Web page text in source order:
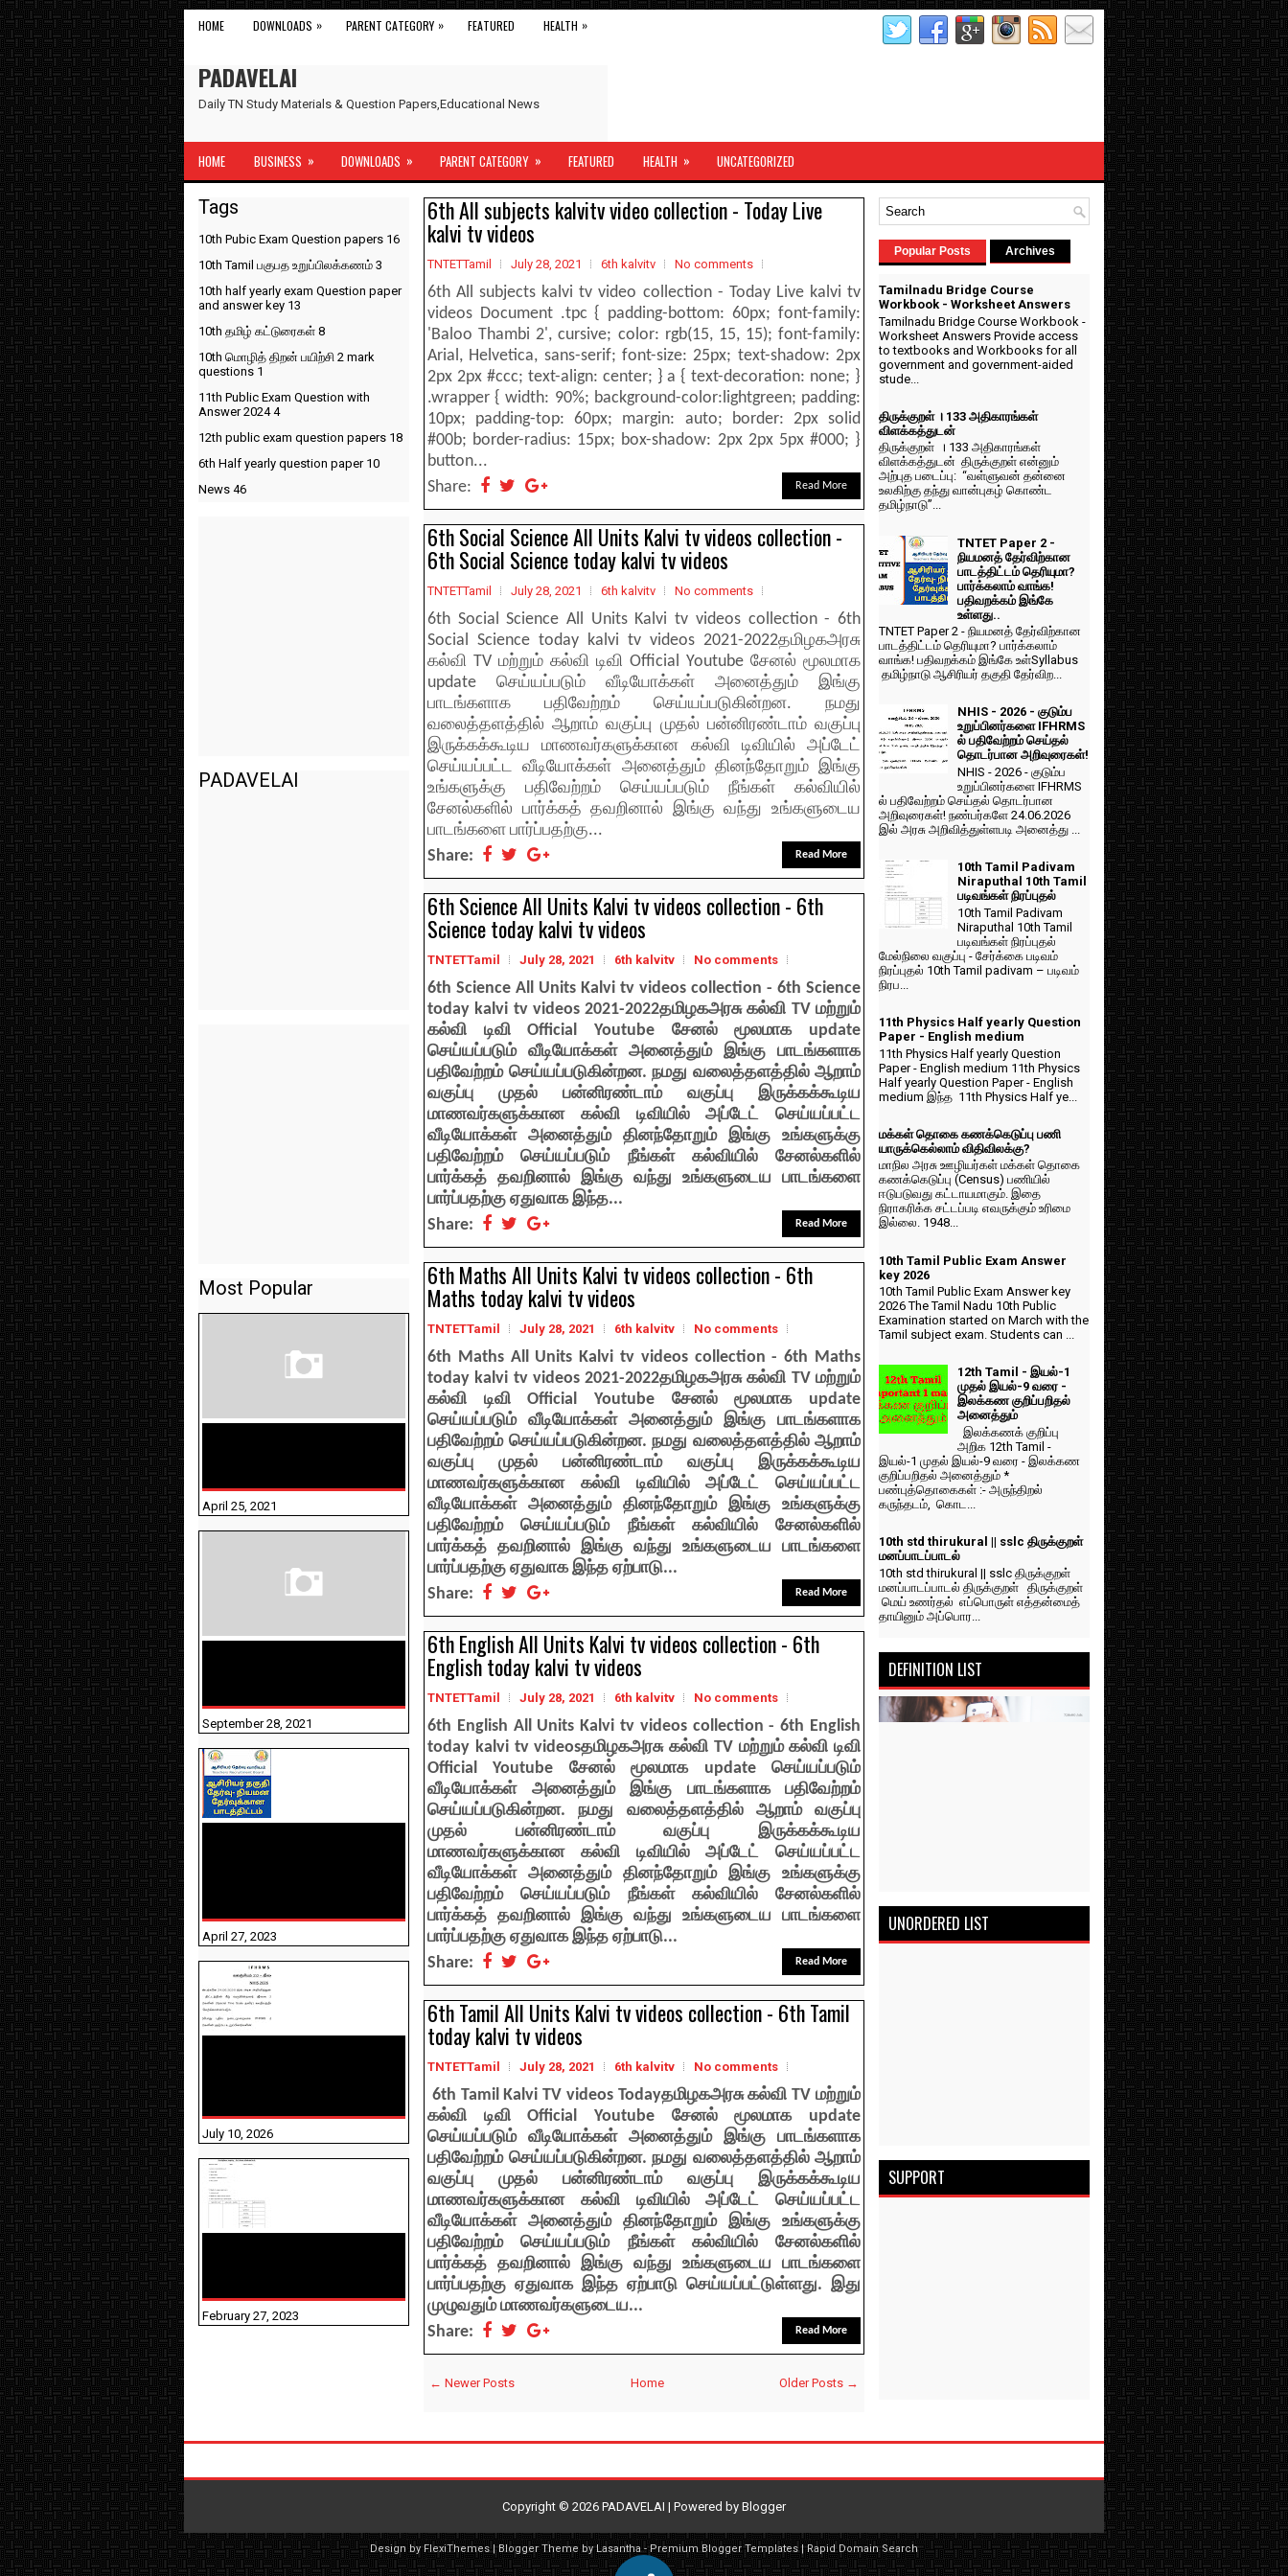
HOME DOWNLOADS » PARENT CATEGORY » FEATURED HEALTH »
PADAVELAI
Daily TN Study Materials & Question Papers,Educational News
HOME BUSINESS » DOWNLOADS » PARENT CATEGORY » FEATURED HEALTH » UNCATEGORIZED
6th All subjects kalvitv video collection - Today Live
kalvi tv videos
TNTETTamil July 28, 2021 6th kalvitv No comments
6th All subjects kalvi tv video collection - Today Live kalvi tv
videos Document .tpc { padding-bottom: 60px; font-family:
'Baloo Thambi 2', cursive; color: rgb(15, 15, 15); font-family:
Arial, Helvetica, sans-serif; font-size: 25px; text-shadow: 2px
2px 2px #ccc; text-align: center; } a { text-decoration: none; }
.wrapper { width: 90%; background-color:lightgreen; padding:
10px; padding-top: 60px; margin: auto; border: 2px solid
#00b; border-radius: 15px; box-shadow: 2px 2px 5px #000; }
button...
Share:
Read More
6th Social Science All Units Kalvi tv videos collection -
6th Social Science today kalvi tv videos
TNTETTamil July 28, 2021 6th kalvitv No comments
6th Social Science All Units Kalvi tv videos collection - 6th
Social Science today kalvi tv videos 2021-2022தமிழகஅரசு
கல்வி TV மற்றும் கல்வி டிவி Official Youtube சேனல் மூலமாக
update செய்யப்படும் வீடியோக்கள் அனைத்தும் இங்கு
பாடங்களாக பதிவேற்றம் செய்யப்படுகின்றன. நமது
வலைத்தளத்தில் ஆறாம் வகுப்பு முதல் பன்னிரண்டாம் வகுப்பு
இருக்கக்கூடிய மாணவர்களுக்கான கல்வி டிவியில் அப்டேட்
செய்யப்பட்ட வீடியோக்கள் அனைத்தும் தினந்தோறும் இங்கு
உங்களுக்கு பதிவேற்றம் செய்யப்படும் நீங்கள் கல்வியில்
சேனல்களில் பார்க்கத் தவறினால் இங்கு வந்து உங்களுடைய
பாடங்களை பார்ப்பதற்கு...
Share:
Read More
6th Science All Units Kalvi tv videos collection - 6th
Science today kalvi tv videos
TNTETTamil July 28, 2021 6th kalvitv No comments
6th Science All Units Kalvi tv videos collection - 6th Science
today kalvi tv videos 2021-2022தமிழகஅரசு கல்வி TV மற்றும்
கல்வி டிவி Official Youtube சேனல் மூலமாக update
செய்யப்படும் வீடியோக்கள் அனைத்தும் இங்கு பாடங்களாக
பதிவேற்றம் செய்யப்படுகின்றன. நமது வலைத்தளத்தில் ஆறாம்
வகுப்பு முதல் பன்னிரண்டாம் வகுப்பு இருக்கக்கூடிய
மாணவர்களுக்கான கல்வி டிவியில் அப்டேட் செய்யப்பட்ட
வீடியோக்கள் அனைத்தும் தினந்தோறும் இங்கு உங்களுக்கு
பதிவேற்றம் செய்யப்படும் நீங்கள் கல்வியில் சேனல்களில்
பார்க்கத் தவறினால் இங்கு வந்து உங்களுடைய பாடங்களை
பார்ப்பதற்கு ஏதுவாக இந்த...
Share:
Read More
6th Maths All Units Kalvi tv videos collection - 6th
Maths today kalvi tv videos
TNTETTamil July 28, 2021 6th kalvitv No comments
6th Maths All Units Kalvi tv videos collection - 6th Maths
today kalvi tv videos 2021-2022தமிழகஅரசு கல்வி TV மற்றும்
கல்வி டிவி Official Youtube சேனல் மூலமாக update
செய்யப்படும் வீடியோக்கள் அனைத்தும் இங்கு பாடங்களாக
பதிவேற்றம் செய்யப்படுகின்றன. நமது வலைத்தளத்தில் ஆறாம்
வகுப்பு முதல் பன்னிரண்டாம் வகுப்பு இருக்கக்கூடிய
மாணவர்களுக்கான கல்வி டிவியில் அப்டேட் செய்யப்பட்ட
வீடியோக்கள் அனைத்தும் தினந்தோறும் இங்கு உங்களுக்கு
பதிவேற்றம் செய்யப்படும் நீங்கள் கல்வியில் சேனல்களில்
பார்க்கத் தவறினால் இங்கு வந்து உங்களுடைய பாடங்களை
பார்ப்பதற்கு ஏதுவாக இந்த ஏற்பாடு...
Share:
Read More
6th English All Units Kalvi tv videos collection - 6th
English today kalvi tv videos
TNTETTamil July 28, 2021 6th kalvitv No comments
6th English All Units Kalvi tv videos collection - 6th English
today kalvi tv videosதமிழகஅரசு கல்வி TV மற்றும் கல்வி டிவி
Official Youtube சேனல் மூலமாக update செய்யப்படும்
வீடியோக்கள் அனைத்தும் இங்கு பாடங்களாக பதிவேற்றம்
செய்யப்படுகின்றன. நமது வலைத்தளத்தில் ஆறாம் வகுப்பு
முதல் பன்னிரண்டாம் வகுப்பு இருக்கக்கூடிய
மாணவர்களுக்கான கல்வி டிவியில் அப்டேட் செய்யப்பட்ட
வீடியோக்கள் அனைத்தும் தினந்தோறும் இங்கு உங்களுக்கு
பதிவேற்றம் செய்யப்படும் நீங்கள் கல்வியில் சேனல்களில்
பார்க்கத் தவறினால் இங்கு வந்து உங்களுடைய பாடங்களை
பார்ப்பதற்கு ஏதுவாக இந்த ஏற்பாடு...
Share:
Read More
6th Tamil All Units Kalvi tv videos collection - 6th Tamil
today kalvi tv videos
TNTETTamil July 28, 2021 6th kalvitv No comments
6th Tamil Kalvi TV videos Todayதமிழகஅரசு கல்வி TV மற்றும்
கல்வி டிவி Official Youtube சேனல் மூலமாக update
செய்யப்படும் வீடியோக்கள் அனைத்தும் இங்கு பாடங்களாக
பதிவேற்றம் செய்யப்படுகின்றன. நமது வலைத்தளத்தில் ஆறாம்
வகுப்பு முதல் பன்னிரண்டாம் வகுப்பு இருக்கக்கூடிய
மாணவர்களுக்கான கல்வி டிவியில் அப்டேட் செய்யப்பட்ட
வீடியோக்கள் அனைத்தும் தினந்தோறும் இங்கு உங்களுக்கு
பதிவேற்றம் செய்யப்படும் நீங்கள் கல்வியில் சேனல்களில்
பார்க்கத் தவறினால் இங்கு வந்து உங்களுடைய பாடங்களை
பார்ப்பதற்கு ஏதுவாக இந்த ஏற்பாடு செய்யப்பட்டுள்ளது. இது
முழுவதும் மாணவர்களுடைய...
Share:
Read More
← Newer Posts Older Posts →
Home
Tags
10th Pubic Exam Question papers 16
10th Tamil பகுபத உறுப்பிலக்கணம் 3
10th half yearly exam Question paper
and answer key 13
10th தமிழ் கட்டுரைகள் 8
10th மொழித் திறன் பயிற்சி 2 mark
questions 1
11th Public Exam Question with
Answer 20244
12th public exam question papers 18
6th Half yearly question paper 10
News 46
PADAVELAI
Most Popular
April 25, 2021
September 28, 2021
April 27, 2023
July 10, 2026
February 27, 2023
Popular Posts Archives
Tamilnadu Bridge Course
Workbook - Worksheet Answers
Tamilnadu Bridge Course Workbook -
Worksheet Answers Provide access
to textbooks and Workbooks for all
government and government-aided
stude...
திருக்குறள் । 133 அதிகாரங்கள்
விளக்கத்துடன்
திருக்குறள் । 133 அதிகாரங்கள்
விளக்கத்துடன் திருக்குறள் என்னும்
அற்புத படைப்பு: “வள்ளுவன் தன்னை
உலகிற்கு தந்து வான்புகழ் கொண்ட
தமிழ்நாடு”...
TNTET Paper 2 -
நியமனத் தேர்விற்கான
பாடத்திட்டம் தெரியுமா?
பார்க்கலாம் வாங்க!
பதிவறக்கம் இங்கே
உள்ளது..
TNTET Paper 2 - நியமனத் தேர்விற்கான
பாடத்திட்டம் தெரியுமா? பார்க்கலாம்
வாங்க! பதிவறக்கம் இங்கே உள்Syllabus
தமிழ்நாடு ஆசிரியர் தகுதி தேர்விற...
NHIS - 2026 - குடும்ப
உறுப்பினர்களை IFHRMS
ல் பதிவேற்றம் செய்தல்
தொடர்பான அறிவுரைகள்!
NHIS - 2026 - குடும்ப
உறுப்பினர்களை IFHRMS
ல் பதிவேற்றம் செய்தல் தொடர்பான
அறிவுரைகள்! நண்பர்களே 24.06.2026
இல் அரசு அறிவித்துள்ளபடி அனைத்து ...
10th Tamil Padivam
Niraputhal 10th Tamil
படிவங்கள் நிரப்புதல்
10th Tamil Padivam
Niraputhal 10th Tamil
படிவங்கள் நிரப்புதல்
மேல்நிலை வகுப்பு - சேர்க்கை படிவம்
நிரப்புதல் 10th Tamil padivam – படிவம்
நிரப...
11th Physics Half yearly Question
Paper - English medium
11th Physics Half yearly Question
Paper - English medium 11th Physics
Half yearly Question Paper - English
medium இந்த 11th Physics Half ye...
மக்கள் தொகை கணக்கெடுப்பு பணி
யாருக்கெல்லாம் விதிவிலக்கு?
மாநில அரசு ஊழியர்கள் மக்கள் தொகை
கணக்கெடுப்பு (Census) பணியில்
ஈடுபடுவது கட்டாயமாகும். இதை
நிராகரிக்க சட்டப்படி எவருக்கும் உரிமை
இல்லை. 1948...
10th Tamil Public Exam Answer
key 2026
10th Tamil Public Exam Answer key
2026 The Tamil Nadu 10th Public
Examination started on March with the
Tamil subject exam. Students can ...
12th Tamil - இயல்-1
முதல் இயல்-9 வரை -
இலக்கண குறிப்பறிதல்
அனைத்தும்
இலக்கணக் குறிப்பு
அறிக 12th Tamil -
இயல்-1 முதல் இயல்-9 வரை - இலக்கண
குறிப்பறிதல் அனைத்தும் *
பண்புத்தொகைகள் :- அருந்திறல்
கருந்தடம், கொட...
10th std thirukural || sslc திருக்குறள்
மனப்பாடப்பாடல்
10th std thirukural || sslc திருக்குறள்
மனப்பாடப்பாடல் திருக்குறள் திருக்குறள்
மெய் உணர்தல் எப்பொருள் எத்தன்மைத்
தாயினும் அப்பொர...
DEFINITION LIST
UNORDERED LIST
SUPPORT
Copyright © 2026 PADAVELAI | Powered by Blogger
Design byFlexiThemes| Blogger Theme byLasantha-Premium Blogger Templates|Rapid Domain Search